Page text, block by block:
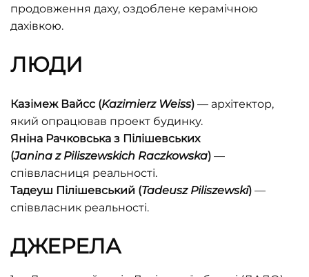
продовження даху, оздоблене керамічною
дахівкою.
ЛЮДИ
Казімеж Вайсс (Kazimierz Weiss) — архітектор,
який опрацював проект будинку.
Яніна Рачковська з Пілішевських
(Janina z Piliszewskich Raczkowska) —
співвласниця реальності.
Тадеуш Пілішевський (Tadeusz Piliszewski) —
співвласник реальності.
ДЖЕРЕЛА